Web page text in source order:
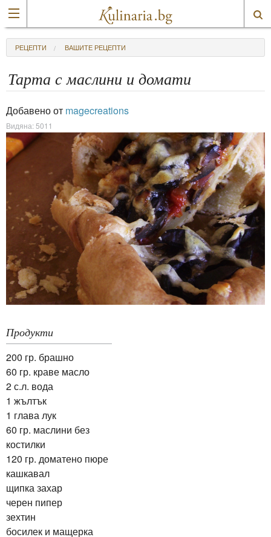
РЕЦЕПТИ ВАШИТЕ РЕЦЕПТИ
Тарта с маслини и домати
Добавено от magecreations
Видяна: 5011
Продукти
200 гр. брашно
60 гр. краве масло
2 с.л. вода
1 жълтък
1 глава лук
60 гр. маслини без
костилки
120 гр. доматено пюре
кашкавал
щипка захар
черен пипер
зехтин
босилек и мащерка